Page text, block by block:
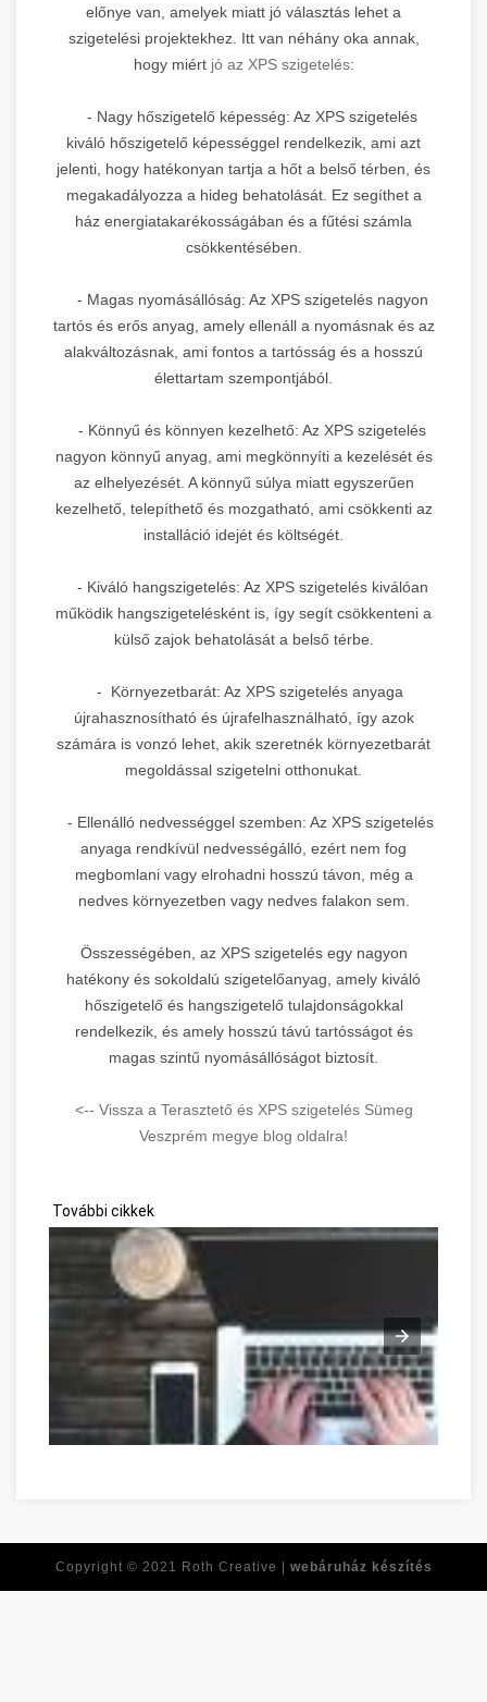
előnye van, amelyek miatt jó választás lehet a
szigetelési projektekhez. Itt van néhány oka annak,
hogy miért jó az XPS szigetelés:
- Nagy hőszigetelő képesség: Az XPS szigetelés
kiváló hőszigetelő képességgel rendelkezik, ami azt
jelenti, hogy hatékonyan tartja a hőt a belső térben, és
megakadályozza a hideg behatolását. Ez segíthet a
ház energiatakarékosságában és a fűtési számla
csökkentésében.
- Magas nyomásállóság: Az XPS szigetelés nagyon
tartós és erős anyag, amely ellenáll a nyomásnak és az
alakváltozásnak, ami fontos a tartósság és a hosszú
élettartam szempontjából.
- Könnyű és könnyen kezelhető: Az XPS szigetelés
nagyon könnyű anyag, ami megkönnyíti a kezelését és
az elhelyezését. A könnyű súlya miatt egyszerűen
kezelhető, telepíthető és mozgatható, ami csökkenti az
installáció idejét és költségét.
- Kiváló hangszigetelés: Az XPS szigetelés kiválóan
működik hangszigetelésként is, így segít csökkenteni a
külső zajok behatolását a belső térbe.
- Környezetbarát: Az XPS szigetelés anyaga
újrahasznosítható és újrafelhasználható, így azok
számára is vonzó lehet, akik szeretnék környezetbarát
megoldással szigetelni otthonukat.
- Ellenálló nedvességgel szemben: Az XPS szigetelés
anyaga rendkívül nedvességálló, ezért nem fog
megbomlani vagy elrohadni hosszú távon, még a
nedves környezetben vagy nedves falakon sem.
Összességében, az XPS szigetelés egy nagyon
hatékony és sokoldalú szigetelőanyag, amely kiváló
hőszigetelő és hangszigetelő tulajdonságokkal
rendelkezik, és amely hosszú távú tartósságot és
magas szintű nyomásállóságot biztosít.
<-- Vissza a Terasztető és XPS szigetelés Sümeg
Veszprém megye blog oldalra!
További cikkek
Copyright © 2021 Roth Creative | webáruház készítés